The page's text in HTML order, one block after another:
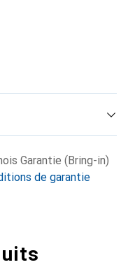
Garantie (Bring-in)
de garantie